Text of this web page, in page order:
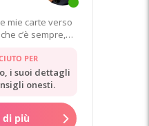
mie carte verso
c’è sempre,
PER
i suoi dettagli
onesti.
di più